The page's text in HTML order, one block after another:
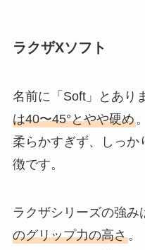
ラクザXソフト
名前に「Soft」とあり
は40〜45°とやや硬め。
柔らかすぎず、しっか
徴です。
ラクザシリーズの強み
のグリップ力の高さ。